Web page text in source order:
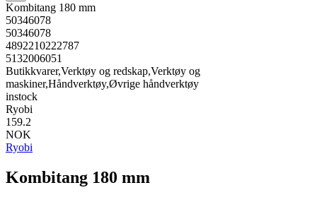
Kombitang 180 mm
50346078
50346078
4892210222787
5132006051
Butikkvarer,Verktøy og redskap,Verktøy og
maskiner,Håndverktøy,Øvrige håndverktøy
instock
Ryobi
159.2
NOK
Ryobi
Kombitang 180 mm